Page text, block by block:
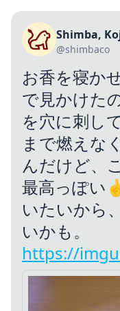
Shimba,
@shimbaco
お香を寝か
で見かけた
を穴に刺し
まで燃えな
んだけど、
最高っぽい
いたいから
いかも。
https://